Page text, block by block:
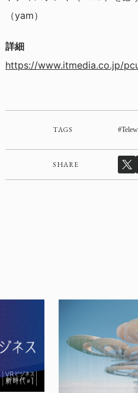
（yam）
詳細
https://www.itmedia.co.jp/
TAGS
SHARE